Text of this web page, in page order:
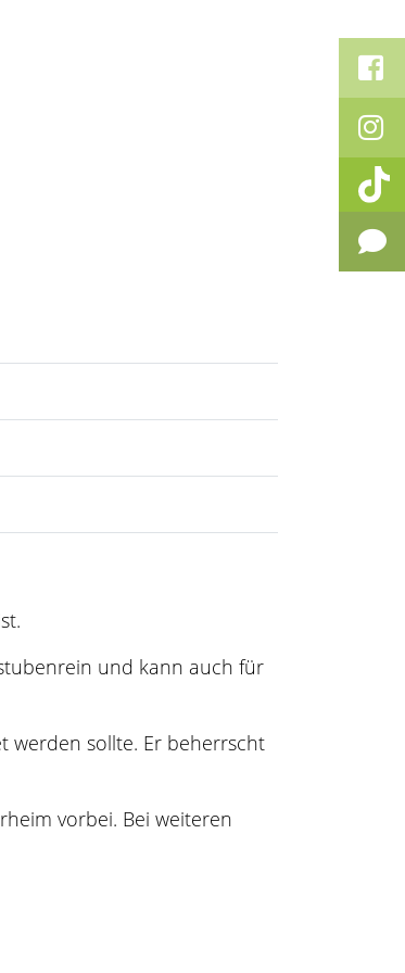
und kann auch für
werden sollte. Er beherrscht
vorbei. Bei weiteren